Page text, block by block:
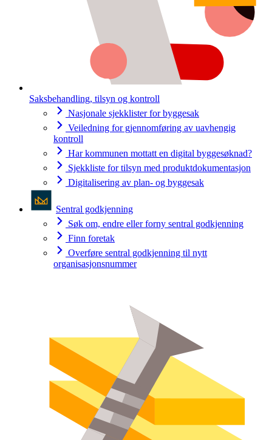
Saksbehandling, tilsyn og kontroll
Nasjonale sjekklister for byggesak
Veiledning for gjennomføring av uavhengig
kontroll
Har kommunen mottatt en digital byggesøknad?
Sjekkliste for tilsyn med produktdokumentasjon
Digitalisering av plan- og byggesak
Sentral godkjenning
Søk om, endre eller forny sentral godkjenning
Finn foretak
Overføre sentral godkjenning til nytt
organisasjonsnummer